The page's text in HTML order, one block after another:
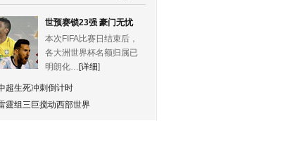
世预赛锁23强 豪门无忧
本次FIFA比赛日结束后，
各大洲世界杯名额归属已
明朗化… [详细]
超生死冲刺倒计时
霆组三巨搅动西部世界